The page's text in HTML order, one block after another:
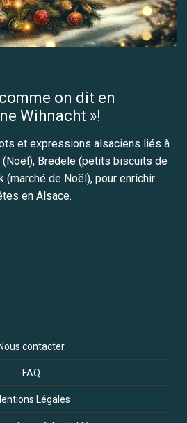
on dit en
Wihnacht »!
et expressions alsaciens liés à
(Noël), Bredele (petits biscuits de
(marché de Noël), pour enrichir
en Alsace.
contacter
FAQ
Légales